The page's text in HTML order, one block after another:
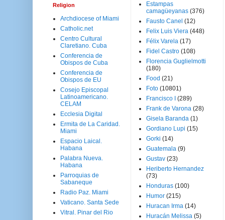
Religion
Archdiocese of Miami
Catholic.net
Centro Cultural
Claretiano. Cuba
Conferencia de
Obispos de Cuba
Conferencia de
Obispos de EU
Cosejo Episcopal
Latinoamericano.
CELAM
Ecclesia Digital
Ermita de La Caridad.
Miami
Espacio Laical.
Habana
Palabra Nueva.
Habana
Parroquias de
Sabaneque
Radio Paz. Miami
Vaticano. Santa Sede
Vitral. Pinar del Rio
Estampas
camagüeyanas (376)
Fausto Canel (12)
Felix Luis Viera (448)
Félix Varela (17)
Fidel Castro (108)
Florencia Guglielmotti
(180)
Food (21)
Foto (10801)
Francisco I
(289)
Frank de Varona (28)
Gisela Baranda (1)
Gordiano Lupi (15)
Gorki (14)
Guatemala (9)
Gustav (23)
Heriberto Hernandez
(73)
Honduras (100)
Humor (215)
Huracan Irma (14)
Huracán Melissa (5)